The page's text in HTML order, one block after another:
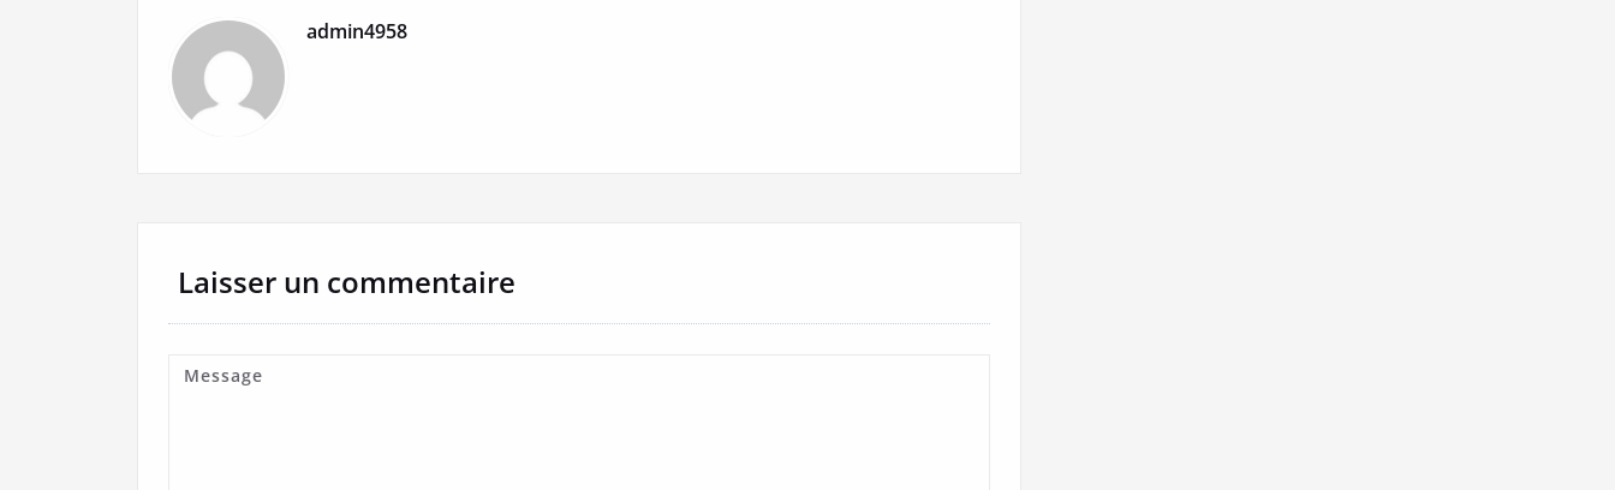
admin4958
Laisser un commentaire